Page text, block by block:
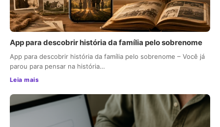
App para descobrir história da família pelo sobrenome
App para descobrir história da família pelo sobrenome – Você já
parou para pensar na história…
Leia mais